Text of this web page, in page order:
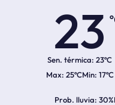
23
ºC
Sen. térmica: 23ºC
25ºC 17ºC
Prob. lluvia 30%